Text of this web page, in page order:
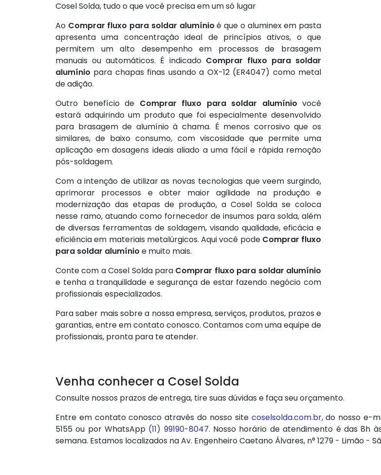
Cosel Solda, tudo o que você precisa em um só lugar
Ao Comprar fluxo para soldar alumínio é que o aluminex em pasta
apresenta uma concentração ideal de princípios ativos, o que
permitem um alto desempenho em processos de brasagem
manuais ou automáticos. É indicado Comprar fluxo para soldar
alumínio para chapas finas usando a OX-12 (ER4047) como metal
de adição.
Outro benefício de Comprar fluxo para soldar alumínio você
estará adquirindo um produto que foi especialmente desenvolvido
para brasagem de alumínio à chama. É menos corrosivo que os
similares, de baixo consumo, com viscosidade que permite uma
aplicação em dosagens ideais aliado a uma fácil e rápida remoção
pós-soldagem.
Com a intenção de utilizar as novas tecnologias que veem surgindo,
aprimorar processos e obter maior agilidade na produção e
modernização das etapas de produção, a Cosel Solda se coloca
nesse ramo, atuando como fornecedor de insumos para solda, além
de diversas ferramentas de soldagem, visando qualidade, eficácia e
eficiência em materiais metalúrgicos. Aqui você pode Comprar fluxo
para soldar alumínio e muito mais.
Conte com a Cosel Solda para Comprar fluxo para soldar alumínio
e tenha a tranquilidade e segurança de estar fazendo negócio com
profissionais especializados.
Para saber mais sobre a nossa empresa, serviços, produtos, prazos e
garantias, entre em contato conosco. Contamos com uma equipe de
profissionais, pronta para te atender.
Venha conhecer a Cosel Solda
Consulte nossos prazos de entrega, tire suas dúvidas e faça seu orçamento.
Entre em contato conosco através do nosso site coselsolda.com.br, do nosso e-
5155 ou por WhatsApp (11) 99190-8047. Nosso horário de atendimento é das 8h
semana. Estamos localizados na Av. Engenheiro Caetano Álvares, n° 1279 - Limão -